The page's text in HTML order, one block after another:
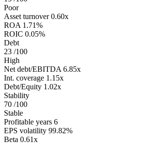
Poor
Asset turnover 0.60x
ROA 1.71%
ROIC 0.05%
Debt
23 /100
High
Net debt/EBITDA 6.85x
Int. coverage 1.15x
Debt/Equity 1.02x
Stability
70 /100
Stable
Profitable years 6
EPS volatility 99.82%
Beta 0.61x